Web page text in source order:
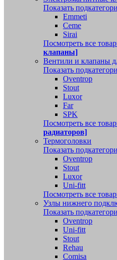
Показать
Emmeti
Ceme
Sirai
Посмотреть все
клапаны]
Вентили и клапаны
Показать
Oventrop
Stout
Luxor
Far
SPK
Посмотреть все
радиаторов]
Термоголовки
Показать
Oventrop
Stout
Luxor
Uni-fitt
Посмотреть все
Узлы нижнего
Показать
Oventrop
Uni-fitt
Stout
Rehau
Comisa